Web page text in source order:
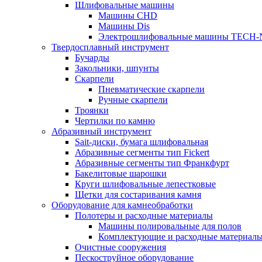
Шлифовальные машины
Машины CHD
Машины Dis
Электрошлифовальные машины TECH-
Твердосплавный инструмент
Бучарды
Закольники, шпунты
Скарпели
Пневматические скарпели
Ручные скарпели
Троянки
Чертилки по камню
Абразивный инструмент
Sait-диски, бумага шлифовальная
Абразивные сегменты тип Fickert
Абразивные сегменты тип Франкфурт
Бакелитовые шарошки
Круги шлифовальные лепестковые
Щетки для состаривания камня
Оборудование для камнеобработки
Полотеры и расходные материалы
Машины полировальные для полов
Комплектующие и расходные
Очистные сооружения
Пескоструйное оборудование